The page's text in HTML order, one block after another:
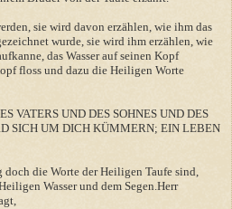
sie wird davon erzählen, wie ihm das
wurde, sie wird ihm erzählen, wie
das Wasser auf seinen Kopf
floss und dazu die Heiligen Worte
VATERS UND DES SOHNES UND DES
SICH UM DICH KÜMMERN; EIN LEBEN
die Worte der Heiligen Taufe sind,
Wasser und dem Segen.Herr